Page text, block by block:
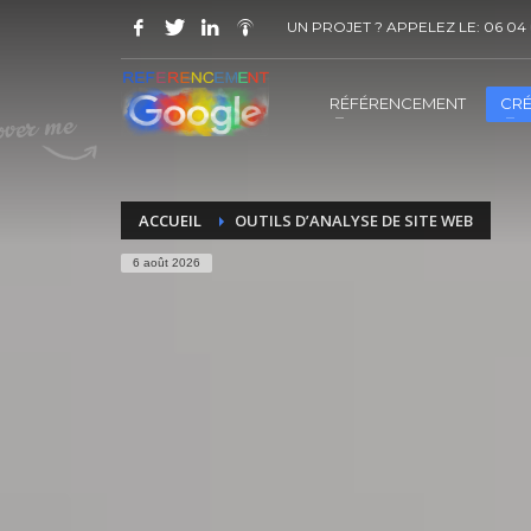
COMMENT ACHETER UN PRESTATION
1 Choisir la prestation
Vous recevrez sous 5 jours ouvrés un mail de
UN PROJET ? APPELEZ LE: 06 04
RÉFÉRENCEMENT
ACCUEIL OUTILS D’ANALYSE DE SITE WEB
6 août 2026